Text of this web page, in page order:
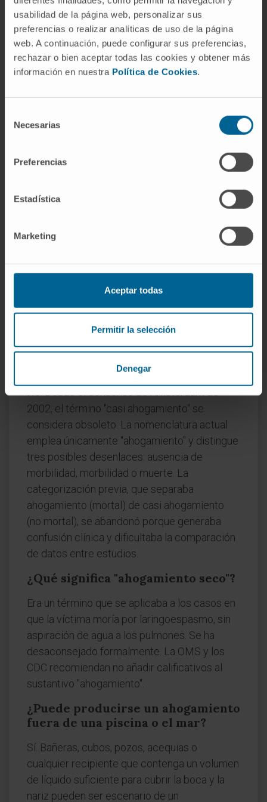
usabilidad de la página web, personalizar sus
preferencias o realizar analíticas de uso de la página
web. A continuación, puede configurar sus preferencias,
rechazar o bien aceptar todas las cookies y obtener más
información en nuestra Política de Cookies.
Necesarias
Preferencias
Estadística
Marketing
Aceptar todas
Permitir la selección
Denegar
confunden con frecuencia: una persona dice
que "se ahoga" cuando un trozo de alimento le
obstruye la vía aérea. En sentido médico
estricto, ese cuadro corresponde al
atragantamiento (obstrucción mecánica por
líquido).
ahogamiento?
yfauces
(garganta). El significado original era
referencia específica al agua. En castellano
ese sentido general de sofocación, y solo con
el tiempo se fue restringiendo al contexto de
la inmersión en líquido.
¿Es lo mismo ahogamiento que casi
No. Desde el consenso de Ámsterdam de
2002, el término "casi ahogamiento" se
considera obsoleto. La nomenclatura actual
emplea únicamente "ahogamiento" y distingue
tres posibles desenlaces: ausencia de
morbilidad, morbilidad o muerte. La
categorización previa, que separaba
ahogamiento (mortal) de casi ahogamiento
(no mortal), se abandonó porque generaba
confusión clínica y dificultaba la comparación
de datos entre estudios.
¿Qué significa "ahogamiento seco"?
Era un término que se aplicaba a los casos en
que la víctima moría por laringoespasmo, sin
aspiración de agua a los pulmones. Se ha
desaconsejado formalmente. La OMS y los
CDC recomiendan no añadir calificativos al
sustantivo "ahogamiento".
¿Puede producirse un ahogamiento
fuera de una piscina o el mar?
Sí. Bañeras, cubos, pozos, acequias o
cualquier recipiente que contenga un volumen
de líquido suficiente para cubrir la boca y la
nariz pueden ser escenario de un